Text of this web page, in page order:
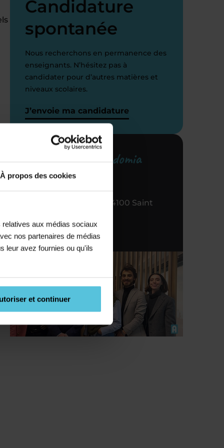
À propos des cookies
aux médias sociaux
nos partenaires de médias
leur avez fournies ou qu'ils
et continuer
Candidature
spontanée
Nous recherchons en permanence des
enseignants. N’hésitez pas à
candidater pour d’autres matières et
niveaux scolaires.
J’envoie ma candidature
Votre centre Acadomia
référent
33 AV Emile Zola, 94100 Saint
01 55 12 38 00